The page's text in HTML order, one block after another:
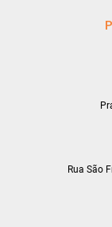
Rua São